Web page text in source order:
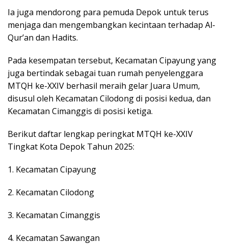
Ia juga mendorong para pemuda Depok untuk terus
menjaga dan mengembangkan kecintaan terhadap Al-
Qur’an dan Hadits.
Pada kesempatan tersebut, Kecamatan Cipayung yang
juga bertindak sebagai tuan rumah penyelenggara
MTQH ke-XXIV berhasil meraih gelar Juara Umum,
disusul oleh Kecamatan Cilodong di posisi kedua, dan
Kecamatan Cimanggis di posisi ketiga.
Berikut daftar lengkap peringkat MTQH ke-XXIV
Tingkat Kota Depok Tahun 2025:
1. Kecamatan Cipayung
2. Kecamatan Cilodong
3. Kecamatan Cimanggis
4. Kecamatan Sawangan